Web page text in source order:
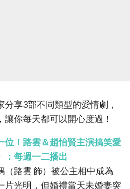
享3部不同類型的愛情劇，
你每天都可以開心度過！
位！路雲＆趙怡賢主演搞笑愛
：每週一二播出
（路雲 飾）被公主相中成為
片光明，但婚禮當天未婚妻突